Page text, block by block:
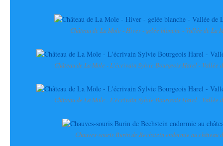
Château de La Mole - Hiver - gelée blanche - Vallée de La
Château de La Mole - L'écrivain Sylvie Bourgeois Harel - Vallée
Château de La Mole - L'écrivain Sylvie Bourgeois Harel - Vallée
Chauves-souris Burin de Bechstein endormie au château